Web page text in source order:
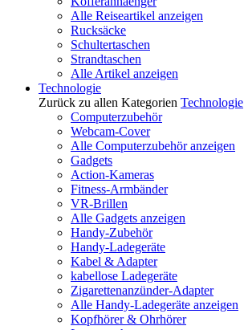
Alle Reiseartikel anzeigen
Rucksäcke
Schultertaschen
Strandtaschen
Alle Artikel anzeigen
Technologie
Zurück zu allen Kategorien Technologie
Computerzubehör
Webcam-Cover
Alle Computerzubehör anzeigen
Gadgets
Action-Kameras
Fitness-Armbänder
VR-Brillen
Alle Gadgets anzeigen
Handy-Zubehör
Handy-Ladegeräte
Kabel & Adapter
kabellose Ladegeräte
Zigarettenanzünder-Adapter
Alle Handy-Ladegeräte anzeigen
Kopfhörer & Ohrhörer